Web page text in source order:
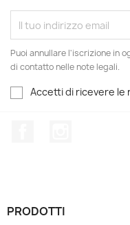
Puoi annullare l'iscrizione in
di contatto nelle note legali.
Accetti di ricevere
PRODOTTI